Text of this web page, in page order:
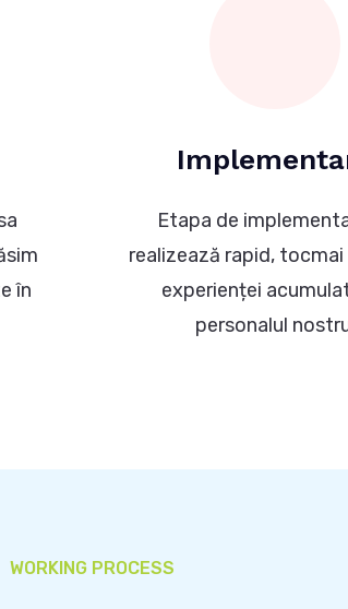
în
Etapa de
realizează rapid,
experienței
personalul
WORKING PROCESS